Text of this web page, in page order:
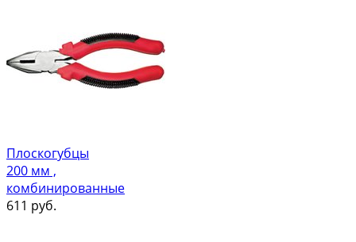
Плоскогубцы
200 мм ,
комбинированные
611 руб.